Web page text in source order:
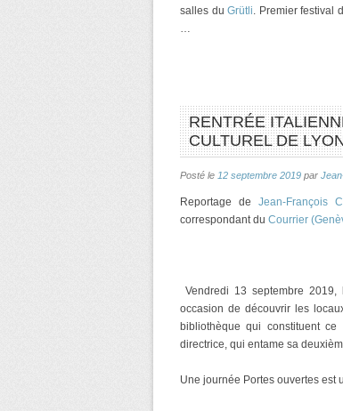
salles duGrütli. Premier festival
…
RENTRÉE
CULTUREL DE
Posté le 12 septembre 2019 par
Reportage de Jean-François
correspondant du Courrier
Vendredi 13 septembre 2019,
occasion de découvrir les
bibliothèque qui constituent
directrice, qui entame sa
Une journée Portes ouvertes